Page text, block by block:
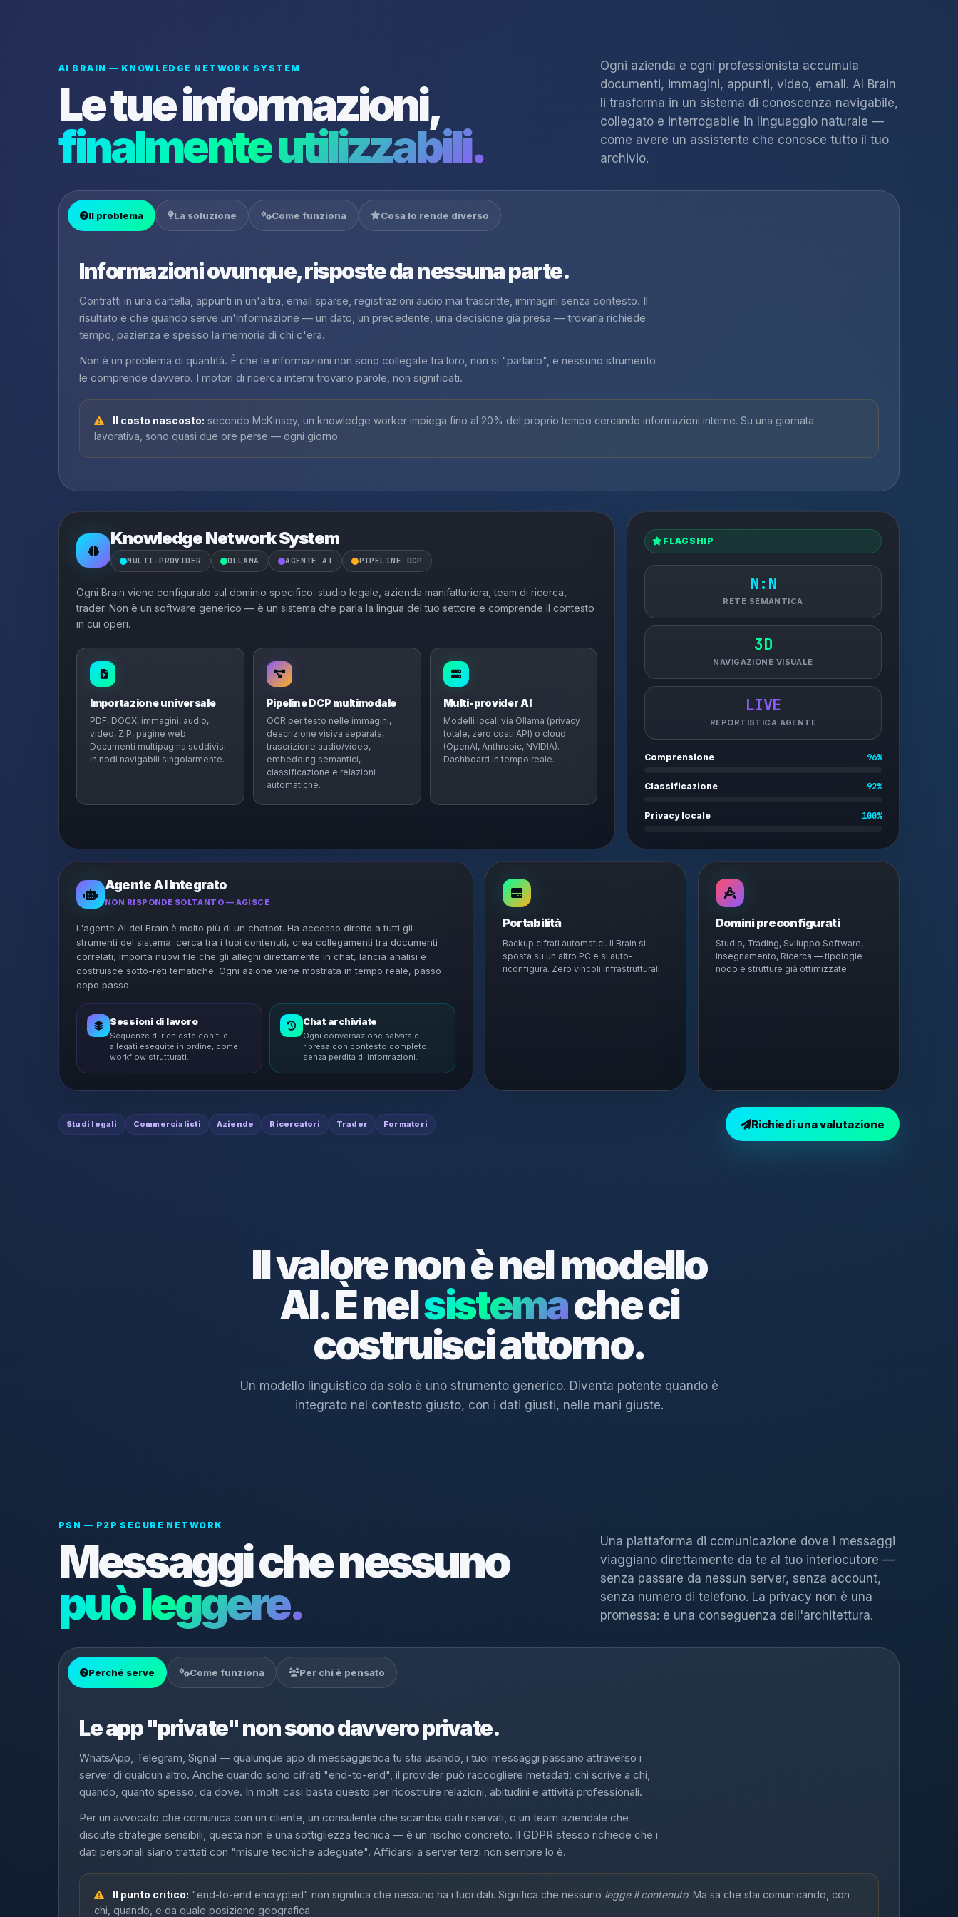
AI BRAIN — KNOWLEDGE NETWORK SYSTEM
Le tue informazioni,
finalmente utilizzabili.
Ogni azienda e ogni professionista accumula
documenti, immagini, appunti, video, email. AI Brain
li trasforma in un sistema di conoscenza navigabile,
collegato e interrogabile in linguaggio naturale —
come avere un assistente che conosce tutto il tuo
archivio.
Il problema La soluzione Come funziona Cosa lo rende diverso
Informazioni ovunque, risposte da nessuna parte.
Contratti in una cartella, appunti in un'altra, email sparse, registrazioni audio mai trascritte, immagini senza contesto. Il
risultato è che quando serve un'informazione — un dato, un precedente, una decisione già presa — trovarla richiede
tempo, pazienza e spesso la memoria di chi c'era.
Non è un problema di quantità. È che le informazioni non sono collegate tra loro, non si "parlano", e nessuno strumento
le comprende davvero. I motori di ricerca interni trovano parole, non significati.
Il costo nascosto: secondo McKinsey, un knowledge worker impiega fino al 20% del proprio tempo cercando informazioni interne. Su una giornata
lavorativa, sono quasi due ore perse — ogni giorno.
Knowledge Network System
MULTI-PROVIDER OLLAMA AGENTE AI PIPELINE DCP
Ogni Brain viene configurato sul dominio specifico: studio legale, azienda manifatturiera, team di ricerca,
trader. Non è un software generico — è un sistema che parla la lingua del tuo settore e comprende il contesto
in cui operi.
Importazione universale
PDF, DOCX, immagini, audio,
video, ZIP, pagine web.
Documenti multipagina suddivisi
in nodi navigabili singolarmente.
Pipeline DCP multimodale
OCR per testo nelle immagini,
descrizione visiva separata,
trascrizione audio/video,
embedding semantici,
classificazione e relazioni
automatiche.
Multi-provider AI
Modelli locali via Ollama (privacy
totale, zero costi API) o cloud
(OpenAI, Anthropic, NVIDIA).
Dashboard in tempo reale.
FLAGSHIP
N:N
RETE SEMANTICA
3D
NAVIGAZIONE VISUALE
LIVE
REPORTISTICA AGENTE
Comprensione 96%
Classificazione 92%
Privacy locale 100%
Agente AI Integrato
NON RISPONDE SOLTANTO — AGISCE
L'agente AI del Brain è molto più di un chatbot. Ha accesso diretto a tutti gli
strumenti del sistema: cerca tra i tuoi contenuti, crea collegamenti tra documenti
correlati, importa nuovi file che gli alleghi direttamente in chat, lancia analisi e
costruisce sotto-reti tematiche. Ogni azione viene mostrata in tempo reale, passo
dopo passo.
Sessioni di lavoro
Sequenze di richieste con file
allegati eseguite in ordine, come
workflow strutturati.
Chat archiviate
Ogni conversazione salvata e
ripresa con contesto completo,
senza perdita di informazioni.
Portabilità
Backup cifrati automatici. Il Brain si
sposta su un altro PC e si auto-
riconfigura. Zero vincoli infrastrutturali.
Domini preconfigurati
Studio, Trading, Sviluppo Software,
Insegnamento, Ricerca — tipologie
nodo e strutture già ottimizzate.
Studi legali Commercialisti Aziende Ricercatori Trader Formatori Richiedi una valutazione
Il valore non è nel modello
AI. È nelsistemache ci
costruisci attorno.
Un modello linguistico da solo è uno strumento generico. Diventa potente quando è
integrato nel contesto giusto, con i dati giusti, nelle mani giuste.
PSN — P2P SECURE NETWORK
Messaggi che nessuno
può leggere.
Una piattaforma di comunicazione dove i messaggi
viaggiano direttamente da te al tuo interlocutore —
senza passare da nessun server, senza account,
senza numero di telefono. La privacy non è una
promessa: è una conseguenza dell'architettura.
Perché serve Come funziona Per chi è pensato
Le app "private" non sono davvero private.
WhatsApp, Telegram, Signal — qualunque app di messaggistica tu stia usando, i tuoi messaggi passano attraverso i
server di qualcun altro. Anche quando sono cifrati "end-to-end", il provider può raccogliere metadati: chi scrive a chi,
quando, quanto spesso, da dove. In molti casi basta questo per ricostruire relazioni, abitudini e attività professionali.
Per un avvocato che comunica con un cliente, un consulente che scambia dati riservati, o un team aziendale che
discute strategie sensibili, questa non è una sottigliezza tecnica — è un rischio concreto. Il GDPR stesso richiede che i
dati personali siano trattati con "misure tecniche adeguate". Affidarsi a server terzi non sempre lo è.
Il punto critico: "end-to-end encrypted" non significa che nessuno ha i tuoi dati. Significa che nessuno legge il contenuto. Ma sa che stai comunicando, con
chi, quando, e da quale posizione geografica.